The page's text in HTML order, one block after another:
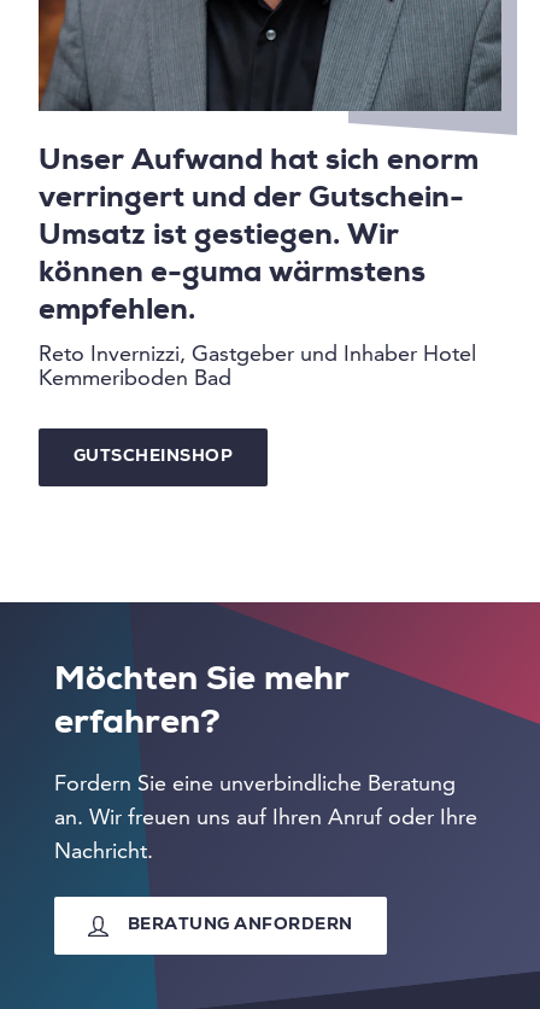
Unser Aufwand hat sich enorm
verringert und der Gutschein-
Umsatz ist gestiegen. Wir
können e-guma wärmstens
empfehlen.
Reto Invernizzi, Gastgeber und Inhaber Hotel
Kemmeriboden Bad
GUTSCHEINSHOP
Möchten Sie mehr
erfahren?
Fordern Sie eine unverbindliche Beratung
an. Wir freuen uns auf Ihren Anruf oder Ihre
Nachricht.
BERATUNG ANFORDERN